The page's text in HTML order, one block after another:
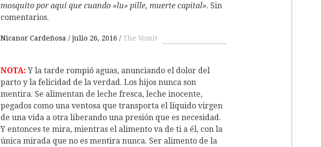
mosquito por aquí que cuando «lu» pille, muerte capital». Sin
comentarios.
Nicanor Cardeñosa julio 26, 2016 The Vomit
NOTA: Y la tarde rompió aguas, anunciando el dolor del
parto y la felicidad de la verdad. Los hijos nunca son
mentira. Se alimentan de leche fresca, leche inocente,
pegados como una ventosa que transporta el líquido virgen
de una vida a otra liberando una presión que es necesidad.
Y entonces te mira, mientras el alimento va de ti a él, con la
única mirada que no es mentira nunca. Ser alimento de la